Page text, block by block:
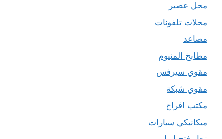
محل عصير
محلات تلفونات
مصاعد
مطابخ المنيوم
مقوي سيرفس
مقوي شبكة
مكتب افراح
ميكانيكي سيارات